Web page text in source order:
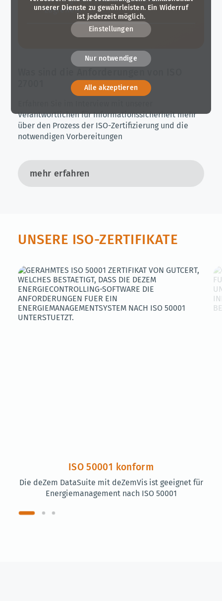
zugreifen.
Verantwortlichen für Informationssicherheit mehr
über den Prozess der ISO-Zertifizierung und die
notwendigen Vorbereitungen
mehr erfahren
UNSERE ISO-ZERTIFIKATE
ISO 50001 konform
Die deZem DataSuite mit deZemVis ist geeignet für
Energiemanagement nach ISO 50001
unserer Dienste zu gewährleisten. Ein Widerruf
ist jederzeit möglich.
Einstellungen
Nur notwendige
Alle akzeptieren